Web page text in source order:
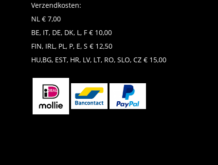
Verzendkosten:
NL € 7,00
BE, IT, DE, DK, L, F € 10,00
FIN, IRL, PL, P, E, S € 12,50
HU,BG, EST, HR, LV, LT, RO, SLO, CZ € 15,00